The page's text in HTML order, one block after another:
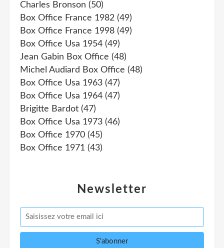
Newsletter
Charles Bronson (50)
Box Office France 1982 (49)
Box Office France 1998 (49)
Box Office Usa 1954 (49)
Jean Gabin Box Office (48)
Michel Audiard Box Office (48)
Box Office Usa 1963 (47)
Box Office Usa 1964 (47)
Brigitte Bardot (47)
Box Office Usa 1973 (46)
Box Office 1970 (45)
Box Office 1971 (43)